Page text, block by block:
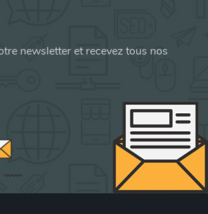
newsletter et recevez tous nos